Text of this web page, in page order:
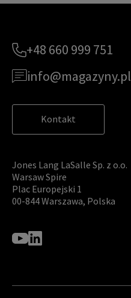
+48 660 999 751
info@magazyny.pl
Kontakt
Jones Lang LaSalle Sp. z o.o.
Warsaw Spire
Plac Europejski 1
00-844 Warszawa, Polska